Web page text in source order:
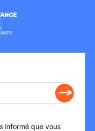
informé que vous